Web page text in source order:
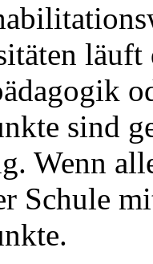
sind
Wenn
Schule